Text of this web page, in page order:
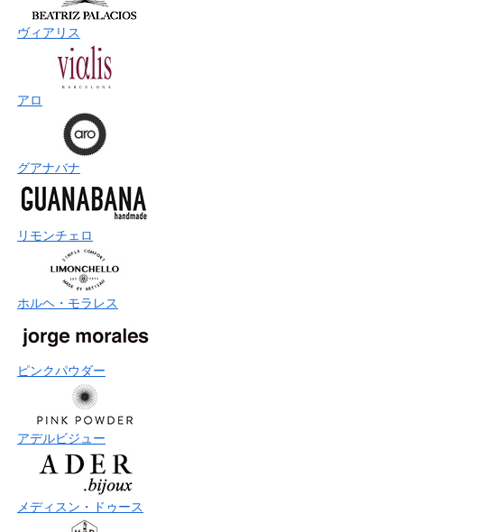
ヴィアリス
アロ
グアナバナ
リモンチェロ
ホルヘ・モラレス
ピンクパウダー
アデルビジュー
メディスン・ドゥース